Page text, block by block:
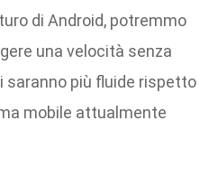
di Android, potremmo
una velocità senza
saranno più fluide rispetto
mobile attualmente